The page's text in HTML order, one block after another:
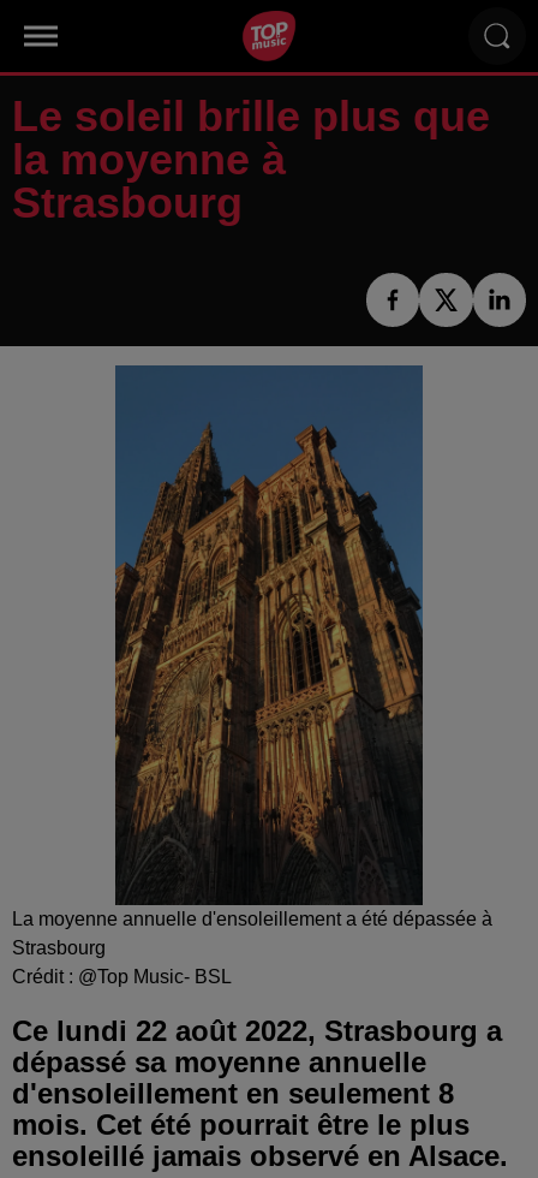
Le soleil brille plus que
la moyenne à
Strasbourg
La moyenne annuelle d'ensoleillement a été dépassée à
Strasbourg
Crédit : @Top Music- BSL
Ce lundi 22 août 2022, Strasbourg a
dépassé sa moyenne annuelle
d'ensoleillement en seulement 8
mois. Cet été pourrait être le plus
ensoleillé jamais observé en Alsace.